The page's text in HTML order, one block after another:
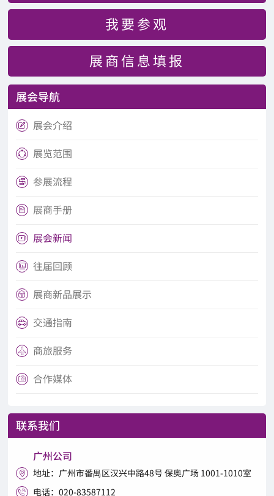
我要参观
展商信息填报
展会导航
 展会介绍
 展览范围
 参展流程
 展商手册
 展会新闻
 往届回顾
 展商新品展示
 交通指南
 商旅服务
 合作媒体
联系我们
广州公司
 地址：广州市番禺区汉兴中路48号 保奥广场 1001-1010室
 电话：020-83587112